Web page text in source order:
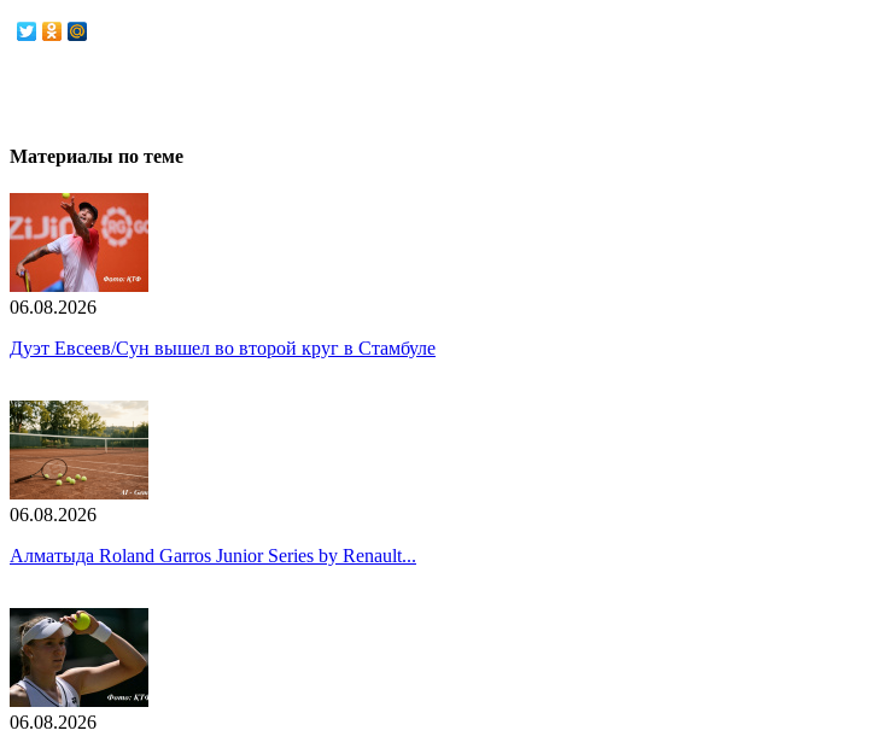
Материалы по теме
06.08.2026
Дуэт Евсеев/Сун вышел во второй круг в Стамбуле
06.08.2026
Алматыда Roland Garros Junior Series by Renault...
06.08.2026